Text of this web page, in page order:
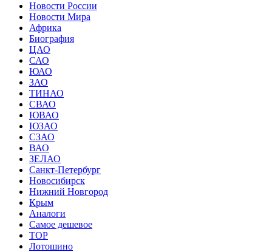
Новости России
Новости Мира
Африка
Биография
ЦАО
САО
ЮАО
ЗАО
ТИНАО
СВАО
ЮВАО
ЮЗАО
СЗАО
ВАО
ЗЕЛАО
Санкт-Петербург
Новосибирск
Нижний Новгород
Крым
Аналоги
Самое дешевое
TOP
Лотошино